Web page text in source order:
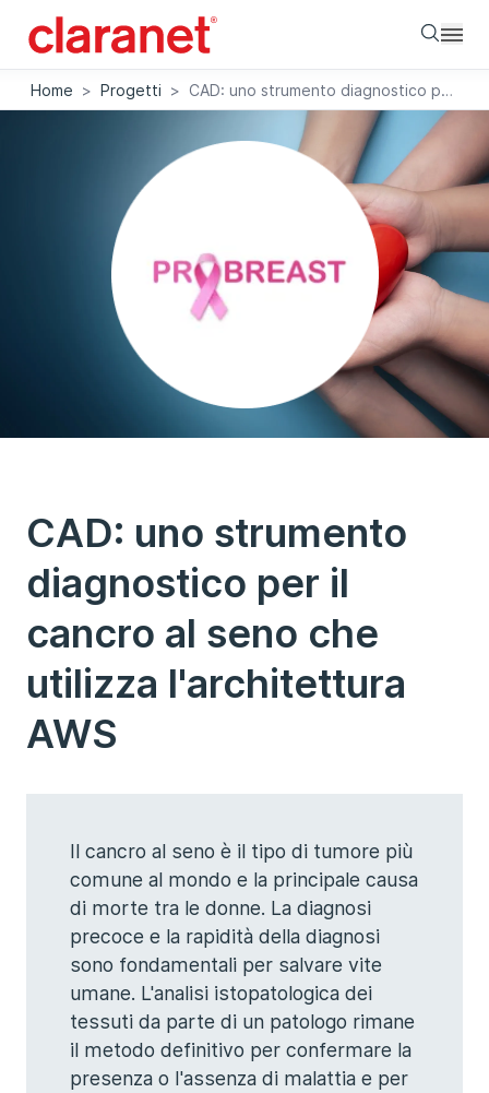
Home > Progetti > CAD: uno strumento diagnostico per il cancro al seno che utilizza l'architettura AWS
CAD: uno strumento
diagnostico per il
cancro al seno che
utilizza l'architettura
AWS
Il cancro al seno è il tipo di tumore più
comune al mondo e la principale causa
di morte tra le donne. La diagnosi
precoce e la rapidità della diagnosi
sono fondamentali per salvare vite
umane. L'analisi istopatologica dei
tessuti da parte di un patologo rimane
il metodo definitivo per confermare la
presenza o l'assenza di malattia e per